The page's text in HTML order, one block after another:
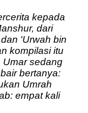
kepada
dari
'Urwah bin
kompilasi itu
Umar sedang
bertanya:
Umrah
empat kali